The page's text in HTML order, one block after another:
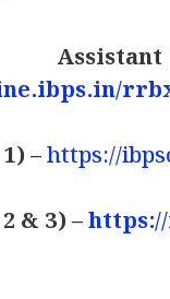
–https://
& 3) –